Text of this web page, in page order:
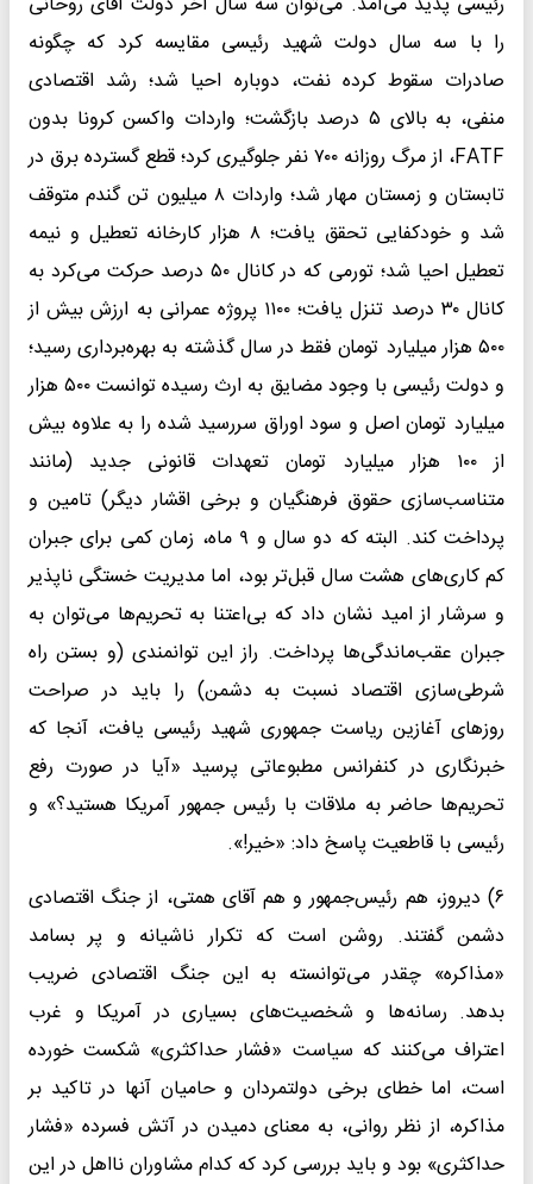
را با سه سال دولت شهید رئیسی مقایسه کرد که چگونه
صادرات سقوط کرده نفت، دوباره احیا شد؛ رشد اقتصادی
منفی، به بالای ۵ درصد بازگشت؛ واردات واکسن کرونا بدون
FATF، از مرگ روزانه ۷۰۰ نفر جلوگیری کرد؛ قطع گسترده برق در
تابستان و زمستان مهار شد؛ واردات ۸ میلیون تن گندم متوقف
شد و خودکفایی تحقق یافت؛ ۸ هزار کارخانه تعطیل و نیمه
تعطیل احیا شد؛ تورمی که در کانال ۵۰ درصد حرکت می‌کرد به
کانال ۳۰ درصد تنزل یافت؛ ۱۱۰۰ پروژه عمرانی به ارزش بیش از
۵۰۰ هزار میلیارد تومان فقط در سال گذشته به بهره‌برداری رسید؛
و دولت رئیسی با وجود مضایق به ارث رسیده توانست ۵۰۰ هزار
میلیارد تومان اصل و سود اوراق سررسید شده را به علاوه بیش
از ۱۰۰ هزار میلیارد تومان تعهدات قانونی جدید (مانند
متناسب‌‌سازی حقوق فرهنگیان و برخی اقشار دیگر) تامین و
پرداخت کند. البته که دو سال و ۹ ماه، زمان کمی برای جبران
کم کاری‌های هشت سال قبل‌تر بود، اما مدیریت خستگی ناپذیر
و سرشار از امید نشان داد که بی‌اعتنا به تحریم‌ها می‌توان به
جبران عقب‌ماندگی‌ها پرداخت. راز این توانمندی (و بستن راه
شرطی‌سازی اقتصاد نسبت به دشمن) را باید در صراحت
روزهای آغازین ریاست جمهوری شهید رئیسی یافت، آنجا که
خبرنگاری در کنفرانس مطبوعاتی پرسید «آیا در صورت رفع
تحریم‌‌ها حاضر به ملاقات با رئیس ‌جمهور آمریکا هستید؟» و
رئیسی با قاطعیت پاسخ داد: «خیر!».
۶) دیروز، هم رئیس‌جمهور و هم آقای همتی، از جنگ اقتصادی
دشمن گفتند. روشن است که تکرار ناشیانه و پر بسامد
«مذاکره» چقدر می‌توانسته به این جنگ اقتصادی ضریب
بدهد. رسانه‌ها و شخصیت‌های بسیاری در آمریکا و غرب
اعتراف می‌کنند که سیاست «فشار حداکثری» شکست خورده
است، اما خطای برخی دولتمردان و حامیان آنها در تاکید بر
مذاکره، از نظر روانی، به معنای دمیدن در آتش فسرده «فشار
حداکثری» بود و باید بررسی کرد که کدام مشاوران نااهل در این